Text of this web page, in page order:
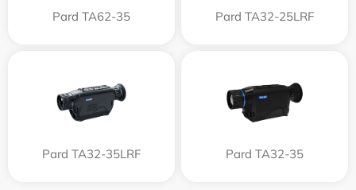
Pard TA62-35 Pard TA32-25LRF
Pard TA32-35LRF Pard TA32-35